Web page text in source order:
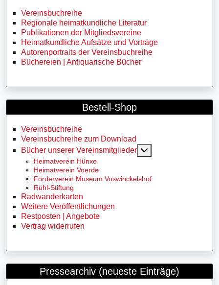
Vereinsbuchreihe
Regionale heimatkundliche Literatur
Publikationen der Mitgliedsvereine
Heimatkundliche Aufsätze und Vorträge
Autorenportraits der Vereinsbuchreihe
Büchereien | Antiquarische Bücher
Bestell-Shop
Vereinsbuchreihe
Vereinsbuchreihe zum Download
Bücher unserer Vereinsmitglieder
Heimatverein Hünxe
Heimatverein Voerde
Förderverein Museum Voswinckelshof
Rühl-Stiftung
Radwanderkarten
Weitere Veröffentlichungen
Restposten | Angebote
Vertrag widerrufen
Pressearchiv (neueste Einträge)